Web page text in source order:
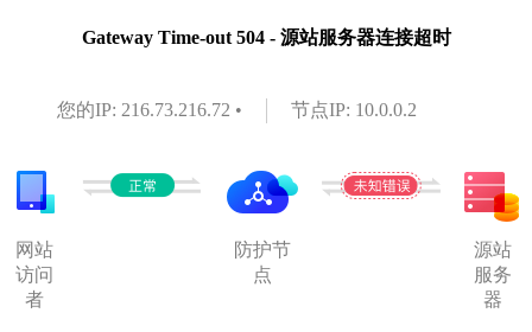
Gateway Time-out 504 - 源站服务器连接超时
您的IP: 216.73.216.72 • 节点IP: 10.0.0.2
网站
访问
者
防护节
点
源站
服务
器